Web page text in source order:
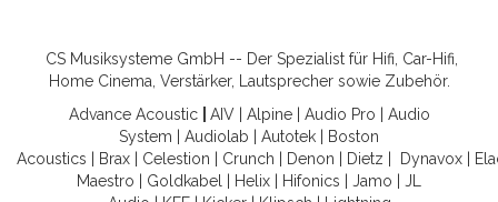
CS Musiksysteme GmbH -- Der Spezialist für Hifi, Car-Hifi,
Home Cinema, Verstärker, Lautsprecher sowie Zubehör.
Advance Acoustic
AIV| Alpine| Audio Pro
Audio
System
Audiolab Autotek
Boston
Acoustics
Brax Celestion Crunch Denon Dietz Dynavox
Maestro
Goldkabel Helix Hifonics Jamo
JL